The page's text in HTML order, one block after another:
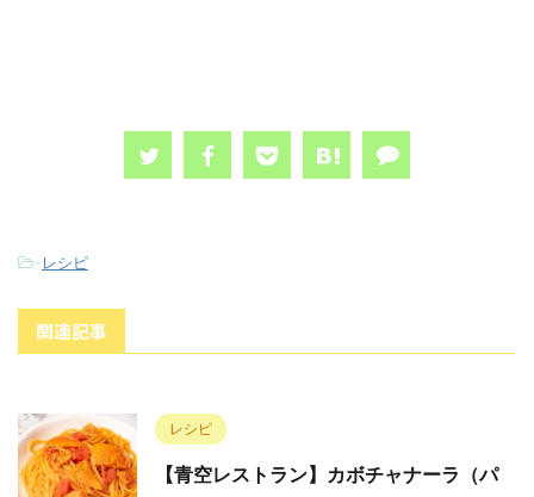
-レシピ
関連記事
レシピ
【青空レストラン】カボチャナーラ（パ